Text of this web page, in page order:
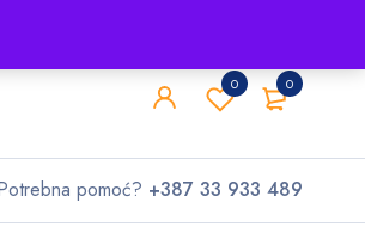
0
0
pomoć? +387 33 933 489